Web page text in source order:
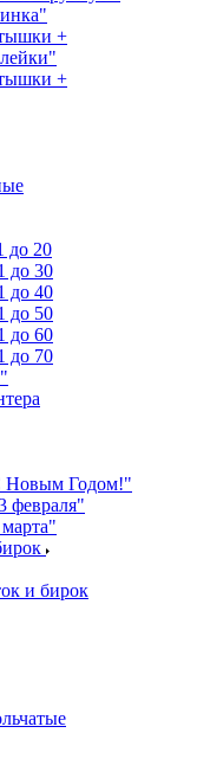
+
+
до 20
до 30
до 40
до 50
до 60
до 70
Новым Годом!"
февраля"
и бирок